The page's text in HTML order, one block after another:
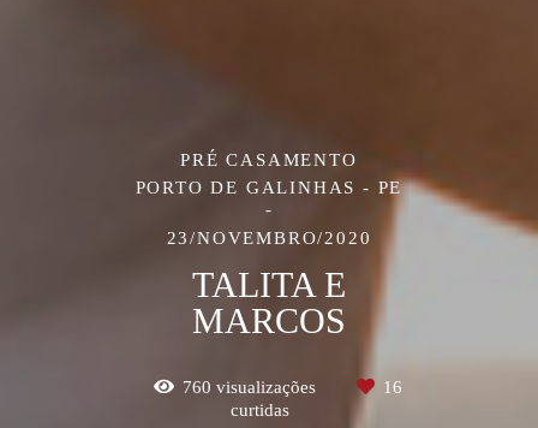
PRÉ CASAMENTO
PORTO DE GALINHAS - PE
23/NOVEMBRO/2020
TALITA E
MARCOS
760 visualizações
16
curtidas